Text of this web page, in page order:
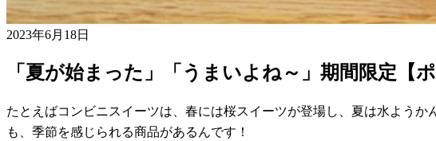
2023年6月18日
「夏が始まった」「うまいよね～」期間限定【
たとえばコンビニスイーツは、春には桜スイーツが登場し、夏は水よう
も、季節を感じられる商品があるんです！